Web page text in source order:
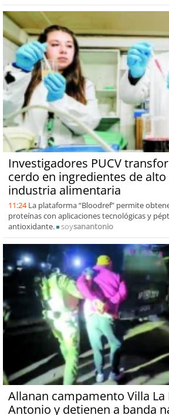
Investigadores PUCV
cerdo en ingredientes de
industria alimentaria
11:24 La plataforma “Bloodref” permite
proteínas con aplicaciones tecnológicas y
antioxidante.
soysanantonio
Allanan campamento Villa La
Antonio y detienen a banda